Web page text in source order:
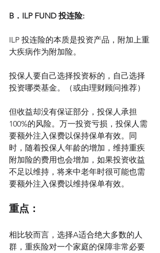
B．ILP FUND 投连险:
ILP 投连险的本质是投资产品，附加上重
大疾病作为附加险。
投保人要自己选择投资标的，自己选择
投资哪类基金。（或由理财顾问推荐）
但收益却没有保证部分，投保人承担
100%的风险。万一投资亏损，投保人需
要额外注入保费以保持保单有效。同
时，随着投保人年龄的增加，维持重疾
附加险的费用也会增加，如果投资收益
不足以维持，将来中老年时很可能也需
要额外注入保费以维持保单有效。
重点：
相比较而言，选择A适合绝大多数的人
群，重疾险对一个家庭的保障非常必要